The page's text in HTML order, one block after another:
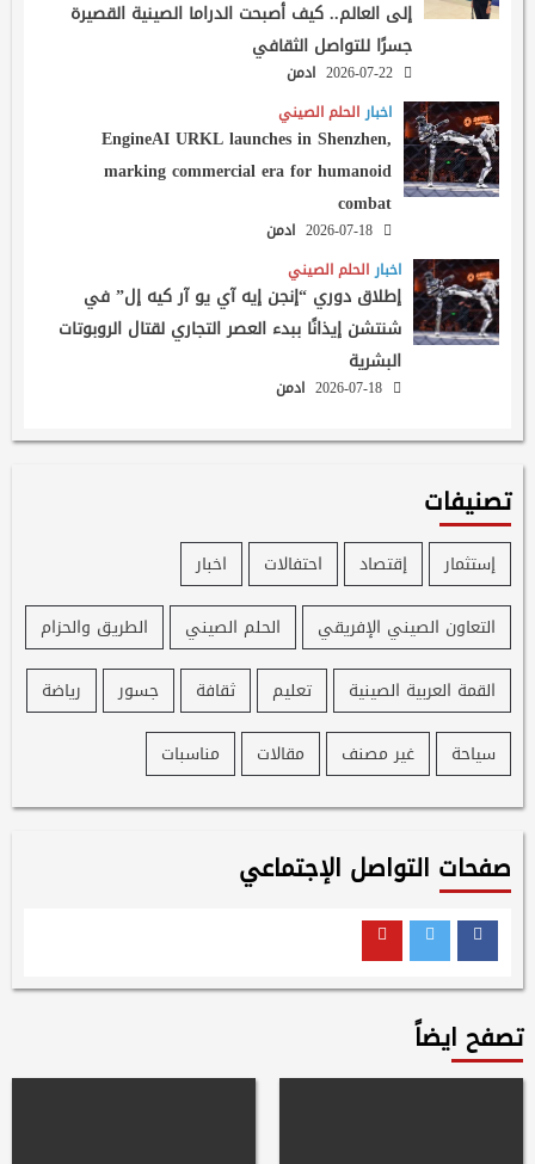
إلى العالم.. كيف أصبحت الدراما الصينية القصيرة
جسرًا للتواصل الثقافي
ادمن
اخبار الحلم الصيني
EngineAI URKL launches in Shenzhen,
marking commercial era for humanoid
combat
2026-07-18
ادمن
اخبار الحلم الصيني
إطلاق دوري “إنجن إيه آي يو آر كيه إل” في
شنتشن إيذانًا ببدء العصر التجاري لقتال الروبوتات
البشرية
ادمن
تصنيفات
إستثمار إقتصاد احتفالات
اخبار
التعاون الصيني الإفريقي
الحلم الصيني
الطريق والحزام
القمة العربية الصينية
تعليم ثقافة جسور
رياضة
سياحة
غير مصنف مقالات مناسبات
صفحات التواصل الإجتماعي
Facebook
Twitter
تصفح ايضاً